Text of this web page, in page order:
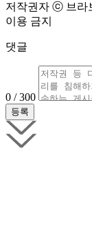
저작권자 ⓒ 브라
이용 금지
댓글
0 / 300